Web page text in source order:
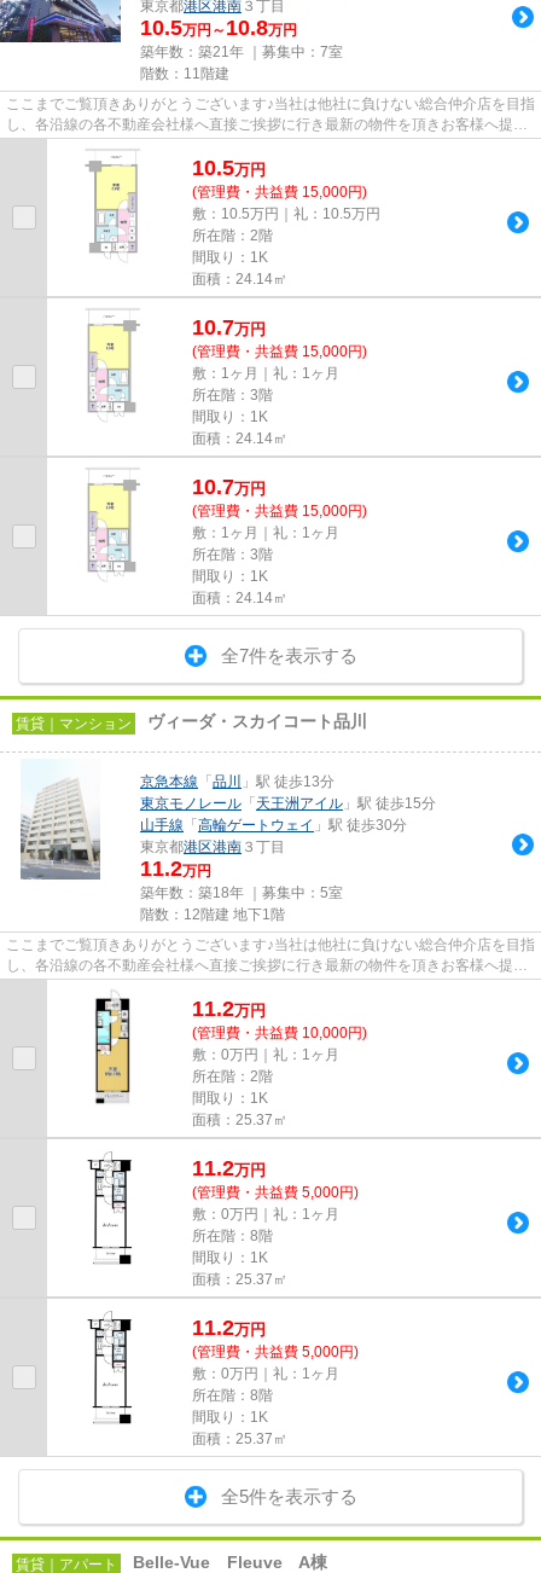
東京都港区港南 ３丁目
10.5万円～ 10.8万円
築年数：築21年 ｜募集中： 7室
階数：11階建
ここまでご覧頂きありがとうございます♪当社は他社に負けない総合仲介店を目指
し、各沿線の各不動産会社様へ直接ご挨拶に行き最新の物件を頂きお客様へ提供
しております！最新の情報は...
10.5万円
(管理費・共益費 15,000円)
敷：10.5万円｜礼：10.5万円
所在階：2階
間取り：1K
面積：24.14㎡
10.7万円
(管理費・共益費 15,000円)
敷：1ヶ月｜礼：1ヶ月
所在階：3階
間取り：1K
面積：24.14㎡
10.7万円
(管理費・共益費 15,000円)
敷：1ヶ月｜礼：1ヶ月
所在階：3階
間取り：1K
面積：24.14㎡
全7件を表示する
賃貸｜マンション ヴィーダ・スカイコート品川
京急本線 「 品川
」駅 徒歩13分
東京モノレール 「 天王洲アイル 」駅 徒歩15分
山手線 「 高輪ゲートウェイ 」駅 徒歩30分
東京都港区港南 ３丁目
11.2万円
築年数：築18年 ｜募集中： 5室
階数：12階建 地下1階
ここまでご覧頂きありがとうございます♪当社は他社に負けない総合仲介店を目指
し、各沿線の各不動産会社様へ直接ご挨拶に行き最新の物件を頂きお客様へ提供
しております！最新の情報は...
11.2万円
(管理費・共益費 10,000円)
敷：0万円｜礼：1ヶ月
所在階：2階
間取り：1K
面積：25.37㎡
11.2万円
(管理費・共益費 5,000円)
敷：0万円｜礼：1ヶ月
所在階：8階
間取り：1K
面積：25.37㎡
11.2万円
(管理費・共益費 5,000円)
敷：0万円｜礼：1ヶ月
所在階：8階
間取り：1K
面積：25.37㎡
全5件を表示する
賃貸｜アパート Belle-Vue Fleuve A棟